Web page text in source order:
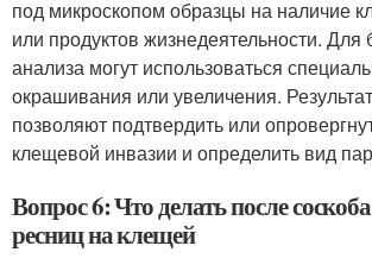
под микроскопом образцы на наличие
или продуктов жизнедеятельности. Для
анализа могут использоваться
окрашивания или увеличения.
позволяют подтвердить или
клещевой инвазии и определить вид
Вопрос 6: Что делать после
ресниц на клещей